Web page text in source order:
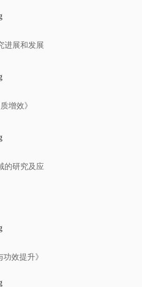
进展和发展
增效》
的研究及应
功效提升》